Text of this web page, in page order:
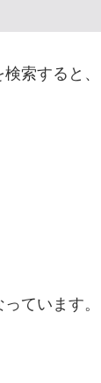
索すると、
ています。